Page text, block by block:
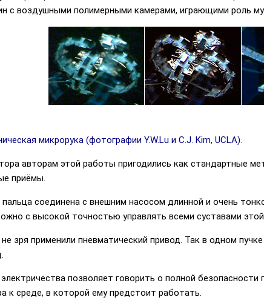
с воздушными полимерными камерами, играющими роль
микрорука (фотографии Y.W.Lu и C.J. Kim, UCLA).
авторам этой работы пригодились как стандартные
приёмы.
соединена с внешним насосом длинной и очень
с высокой точностью управлять всеми суставами
зря применили пневматический привод. Так в одном
позволяет говорить о полной безопасности
к среде, в которой ему предстоит работать.